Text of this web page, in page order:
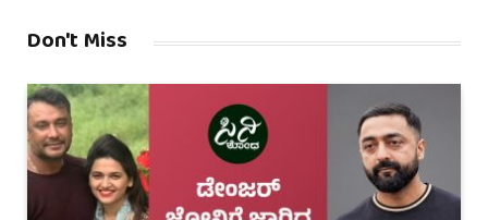
Don't Miss